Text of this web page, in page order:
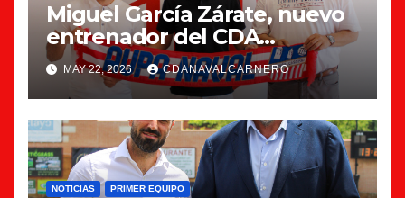
Miguel García Zárate, nuevo
entrenador del CDA
Navalcarnero
MAY 22, 2026 CDANAVALCARNERO
NOTICIAS PRIMER EQUIPO